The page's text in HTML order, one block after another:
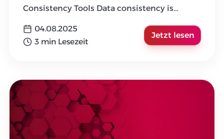
Consistency Tools Data consistency is
04.08.2025
3 min Lesezeit
Jetzt lesen